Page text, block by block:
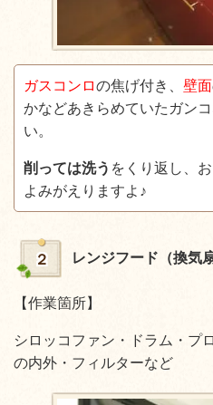
ガスコンロの焦げ付き、 壁面
かなどあきらめていたガン
い。
削っては洗う をくり返し、
よみがえりますよ♪
２ レンジフード（換気扇
【作業箇所】
シロッコファン・ドラム・プ
の内外・フィルターなど